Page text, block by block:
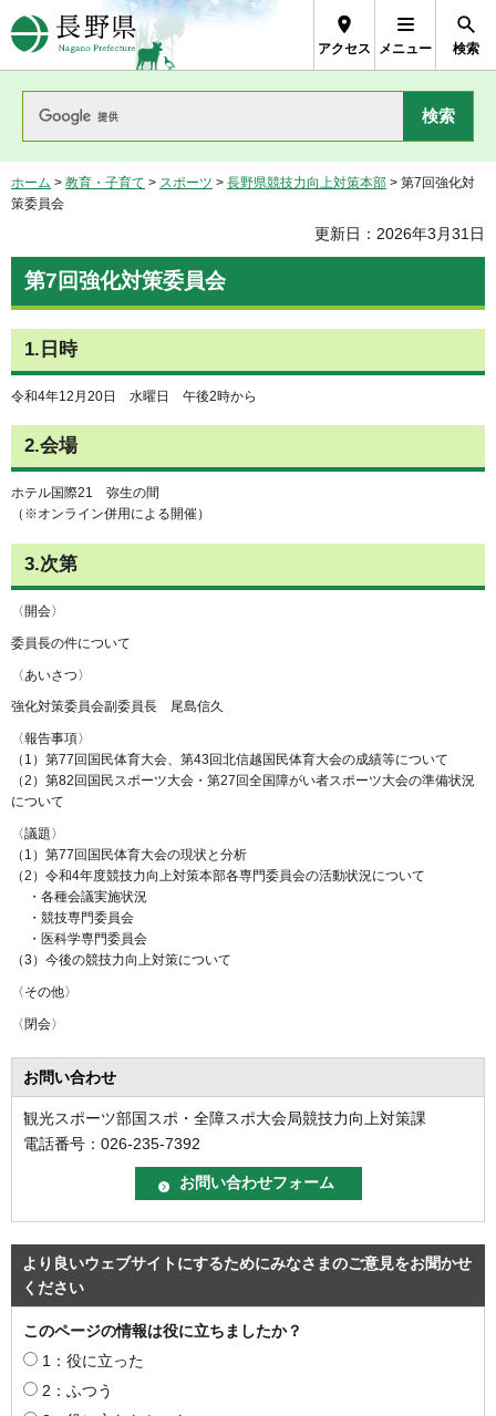
長野県Nagano Prefecture
アクセス メニュー 検索
ホーム > 教育・子育て > スポーツ > 長野県競技力向上対策本部 > 第7回強化対
策委員会
更新日：2026年3月31日
第7回強化対策委員会
1.日時
令和4年12月20日 水曜日 午後2時から
2.会場
ホテル国際21 弥生の間
（※オンライン併用による開催）
3.次第
〈開会〉
委員長の件について
〈あいさつ〉
強化対策委員会副委員長 尾島信久
〈報告事項〉
（1）第77回国民体育大会、第43回北信越国民体育大会の成績等について
（2）第82回国民スポーツ大会・第27回全国障がい者スポーツ大会の準備状況
について
〈議題〉
（1）第77回国民体育大会の現状と分析
（2）令和4年度競技力向上対策本部各専門委員会の活動状況について
・各種会議実施状況
・競技専門委員会
・医科学専門委員会
（3）今後の競技力向上対策について
〈その他〉
〈閉会〉
お問い合わせ
観光スポーツ部国スポ・全障スポ大会局競技力向上対策課
電話番号：026-235-7392
より良いウェブサイトにするためにみなさまのご意見をお聞かせ
ください
このページの情報は役に立ちましたか？
1：役に立った
2：ふつう